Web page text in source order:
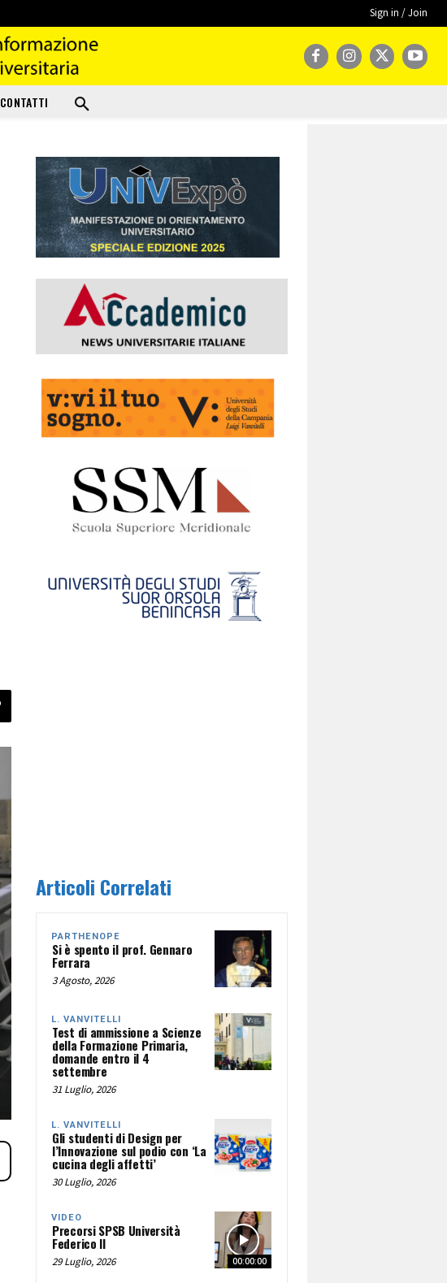
Sign in / Join
CONTATTI
Articoli Correlati
PARTHENOPE
Si è spento il prof. Gennaro
Ferrara
3 Agosto, 2026
L. VANVITELLI
Test di ammissione a Scienze
della Formazione Primaria,
domande entro il 4
settembre
31 Luglio, 2026
L. VANVITELLI
Gli studenti di Design per
l’Innovazione sul podio con ‘La
cucina degli affetti’
30 Luglio, 2026
00:00:00
VIDEO
Precorsi SPSB Università
Federico II
29 Luglio, 2026